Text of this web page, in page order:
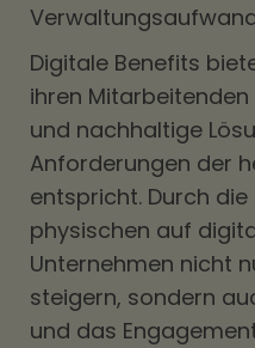
Digitale Benefits
ihren
und nachhaltige
Anforderungen der
entspricht. Durch
physischen auf
Unternehmen nicht
steigern, sondern
und das